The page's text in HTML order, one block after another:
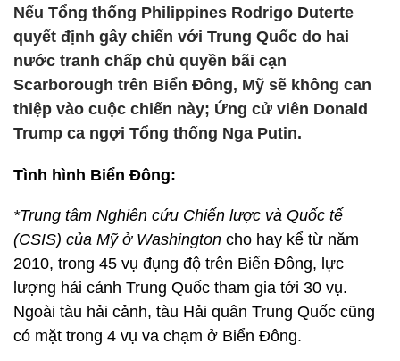
Nếu Tổng thống Philippines Rodrigo Duterte
quyết định gây chiến với Trung Quốc do hai
nước tranh chấp chủ quyền bãi cạn
Scarborough trên Biển Đông, Mỹ sẽ không can
thiệp vào cuộc chiến này; Ứng cử viên Donald
Trump ca ngợi Tổng thống Nga Putin.
Tình hình Biển Đông:
*Trung tâm Nghiên cứu Chiến lược và Quốc tế
(CSIS) của Mỹ ở Washington cho hay kể từ năm
2010, trong 45 vụ đụng độ trên Biển Đông, lực
lượng hải cảnh Trung Quốc tham gia tới 30 vụ.
Ngoài tàu hải cảnh, tàu Hải quân Trung Quốc cũng
có mặt trong 4 vụ va chạm ở Biển Đông.